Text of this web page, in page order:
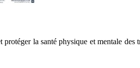
la santé physique et mentale